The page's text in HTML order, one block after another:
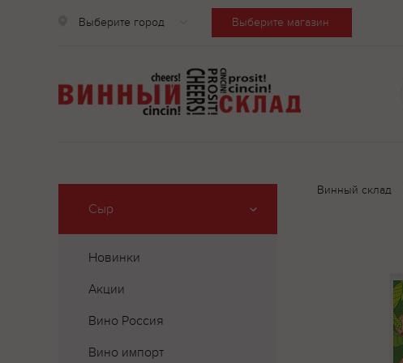
Выберите город Выберите магазин
Сыр
Новинки
Акции
Вино Россия
Вино импорт
Винный склад